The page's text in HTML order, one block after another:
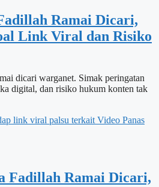
Ramai Dicari,
Link Viral dan Risiko
dicari warganet. Simak peringatan
digital, dan risiko hukum konten tak
Fadillah Ramai Dicari,